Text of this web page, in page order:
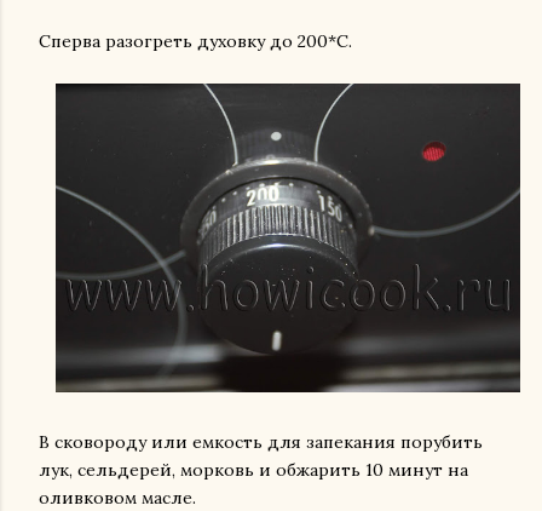
Сперва разогреть духовку до 200*С.
В сковороду или емкость для запекания порубить
лук, сельдерей, морковь и обжарить 10 минут на
оливковом масле.